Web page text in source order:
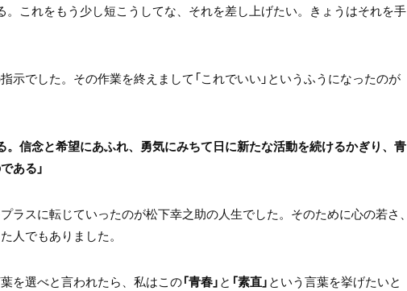
。これをもう少し短こうしてな、それを差し上げたい。きょうはそれを手
示でした。その作業を終えまして「これでいい」というふうになったのが
。信念と希望にあふれ、勇気にみちて日に新たな活動を続けるかぎり、青
ある」
ラスに転じていったのが松下幸之助の人生でした。そのために心の若さ、
人でもありました。
を選べと言われたら、私はこの「青春」と 「素直」という言葉を挙げたいと